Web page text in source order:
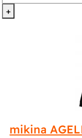
+
mikina